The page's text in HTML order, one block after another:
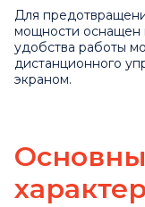
Для
мощности оснащен
удобства работы
дистанционного
экраном.